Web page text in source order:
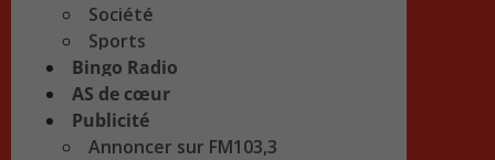
Société
Sports
Bingo Radio
AS de cœur
Publicité
Annoncer sur FM103,3